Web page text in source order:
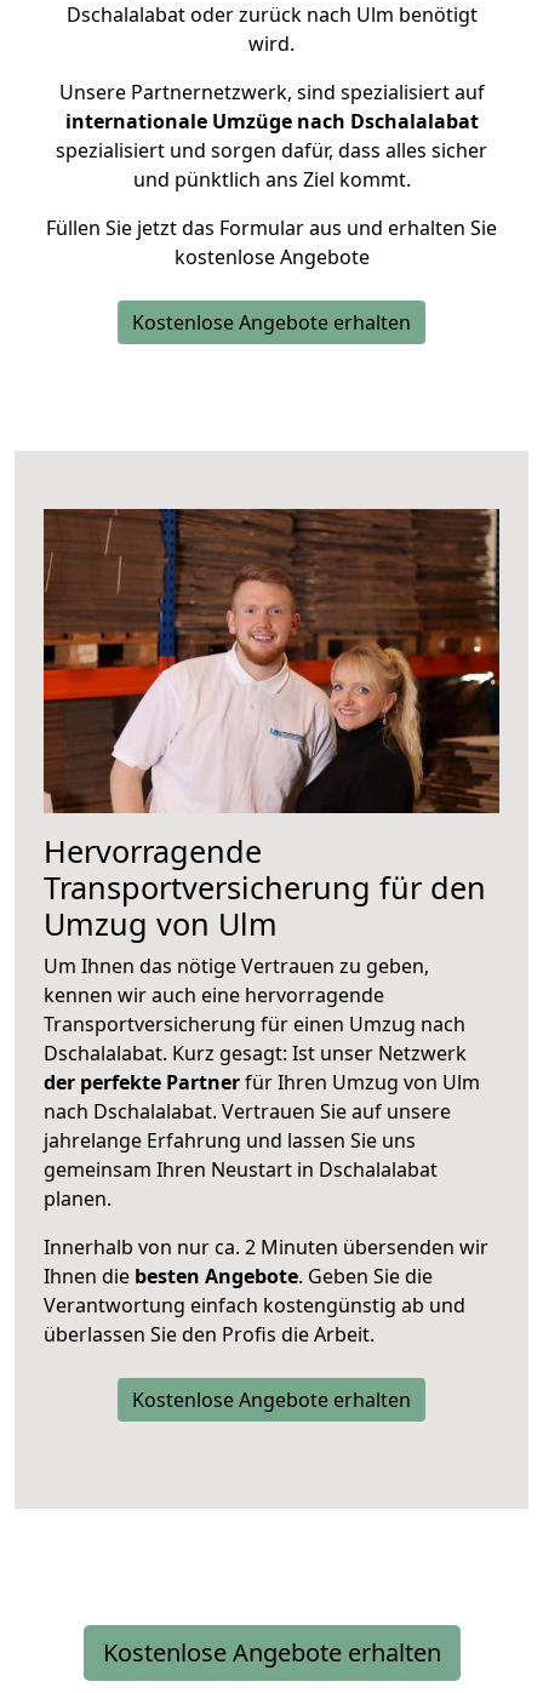
Dschalalabat oder zurück nach Ulm benötigt
wird.
Unsere Partnernetzwerk, sind spezialisiert auf
internationale Umzüge nach Dschalalabat
spezialisiert und sorgen dafür, dass alles sicher
und pünktlich ans Ziel kommt.
Füllen Sie jetzt das Formular aus und erhalten Sie
kostenlose Angebote
Kostenlose Angebote erhalten
Hervorragende
Transportversicherung für den
Umzug von Ulm
Um Ihnen das nötige Vertrauen zu geben,
kennen wir auch eine hervorragende
Transportversicherung für einen Umzug nach
Dschalalabat. Kurz gesagt: Ist unser Netzwerk
der perfekte Partnerfür Ihren Umzug von Ulm
nach Dschalalabat. Vertrauen Sie auf unsere
jahrelange Erfahrung und lassen Sie uns
gemeinsam Ihren Neustart in Dschalalabat
planen.
Innerhalb von nur ca. 2 Minuten übersenden wir
Ihnen die besten Angebote. Geben Sie die
Verantwortung einfach kostengünstig ab und
überlassen Sie den Profis die Arbeit.
Kostenlose Angebote erhalten
Kostenlose Angebote erhalten